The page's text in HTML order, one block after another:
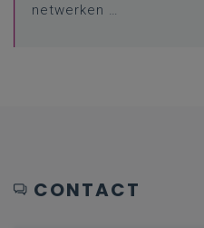
netwerken …
CONTACT